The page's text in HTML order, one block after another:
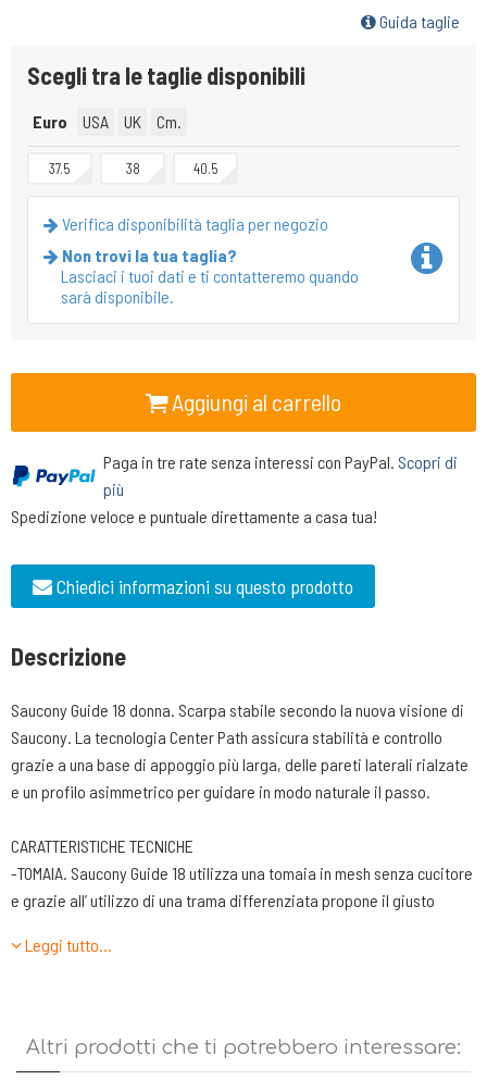
Guida taglie
Scegli tra le taglie disponibili
Euro USA UK Cm.
37.5 38 40.5
Verifica disponibilità taglia per negozio
Non trovi la tua taglia?
Lasciaci i tuoi dati e ti contatteremo quando
sarà disponibile.
Aggiungi al carrello
Paga in tre rate senza interessi con PayPal. Scopri di
più
Spedizione veloce e puntuale direttamente a casa tua!
Chiedici informazioni su questo prodotto
Descrizione
Saucony Guide 18 donna. Scarpa stabile secondo la nuova visione di
Saucony. La tecnologia Center Path assicura stabilità e controllo
grazie a una base di appoggio più larga, delle pareti laterali rialzate
e un profilo asimmetrico per guidare in modo naturale il passo.
CARATTERISTICHE TECNICHE
-TOMAIA. Saucony Guide 18 utilizza una tomaia in mesh senza cucitore
e grazie all’ utilizzo di una trama differenziata propone il giusto
realizzata da 7 fori passanti. Utilizzo del sockliner in PWRRUN+ che
Costruzione a calzino raccordata con il fondo della scarpa attraverso
due fettucce elasticizzate.
Leggi tutto…
Altri prodotti che ti potrebbero interessare: